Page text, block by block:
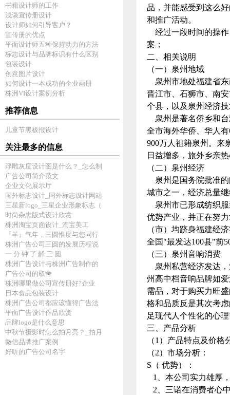
书籍设计师的工作
浅谈宣传册设计
设计师如何引导客户？
宣传册的优点
平面设计师五种保持动力的方法
标志设计与品牌标识有什么区别
包装设计
创意图片设计
如何设计一本成功的企业画册
株洲VI设计案例分析
推荐信息
儿童节黑板报设计
关注最多的信息
浮雕灰度设计图是什么？_怎么制
广告公司简介范文
企业文化展示厅
国外标志设计_国外标志设计网站
三星新logo_三星企业形象标志（
时尚杂志版式设计欣赏
株洲淘宝页面设计_淘宝美工
『羊』气年，三圆惟度与您同行
株洲广告公司三圆的发展历程说
一 分 钟 了 解 三 圆
株洲广告设计与株洲广告制作的
广告公司的取舍
株洲哪里做公司宣传册好?企业
日本食品包装设计
株洲广告公司都应该懂得广告法
平面广告设计作品欣赏
品牌logo是什么意思
中秋节摄影时怎么拍月亮？_拍月
微信品牌推广案例
好听的广告公司名字
品，并能感受到这么
和推广活动。
经过一段时间的操作
案；
二、相关说明
（一）泉州地域
泉州市地处福建省东
晋江市、石狮市、南
个县，以及泉州经济
泉州是著名侨乡和台
全市海外华侨、华人
900万人祖籍泉州。来
日益增多，旅外乡亲
（二）泉州经济
泉州是国务院批准的
城市之一，经济总量
泉州市已形成纺织服
优势产业，并正在努
（市）均跻身福建经
全国"最发达100县"前
（三）泉州音响消费
泉州私营经济发达，
州高中档音响品牌如
需品，对于购买力旺
格和品质反是其次考
足现代人个性化的心
三、产品分析
（1）产品特点及价格
（2）市场分析：
S（ 优势）：
1、本公司实力雄厚
2、三诺在消费者心